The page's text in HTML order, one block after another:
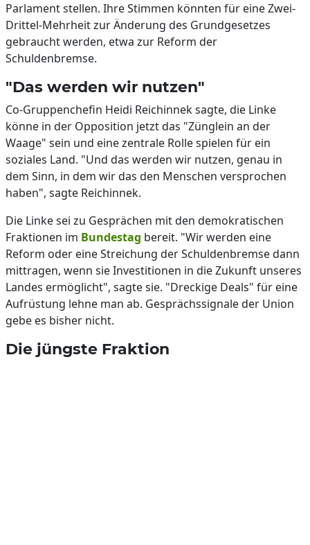
Parlament stellen. Ihre Stimmen könnten für eine Zwei-
Drittel-Mehrheit zur Änderung des Grundgesetzes
gebraucht werden, etwa zur Reform der
Schuldenbremse.
"Das werden wir nutzen"
Co-Gruppenchefin Heidi Reichinnek sagte, die Linke
könne in der Opposition jetzt das "Zünglein an der
Waage" sein und eine zentrale Rolle spielen für ein
soziales Land. "Und das werden wir nutzen, genau in
dem Sinn, in dem wir das den Menschen versprochen
haben", sagte Reichinnek.
Die Linke sei zu Gesprächen mit den demokratischen
Fraktionen im Bundestag bereit. "Wir werden eine
Reform oder eine Streichung der Schuldenbremse dann
mittragen, wenn sie Investitionen in die Zukunft unseres
Landes ermöglicht", sagte sie. "Dreckige Deals" für eine
Aufrüstung lehne man ab. Gesprächssignale der Union
gebe es bisher nicht.
Die jüngste Fraktion